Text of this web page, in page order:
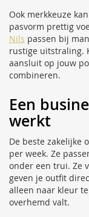
Ook merkkeuze
pasvorm prettig
Nils passen bij
rustige uitstraling.
aansluit op jouw
combineren.
Een
werkt
De beste zakelijke
per week. Ze
onder een trui. Ze
geven je outfit
alleen naar kleur
overhemd valt.